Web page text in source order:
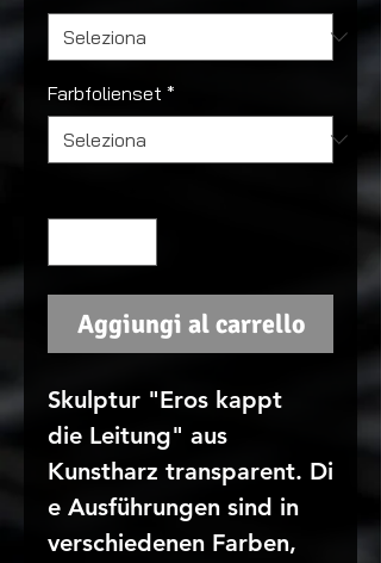
Farbfolienset *
Aggiungi al carrello
Skulptur "Eros kappt
die Leitung" aus
Kunstharz transparent. Di
e Ausführungen sind in
verschiedenen Farben,